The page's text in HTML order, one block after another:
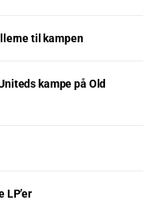
til kampen
kampe på Old
LP’er